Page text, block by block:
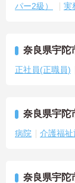
パー2級）
実
奈良県宇陀
正社員(正職員)
奈良県宇陀
病院 介護福祉
奈良県宇陀